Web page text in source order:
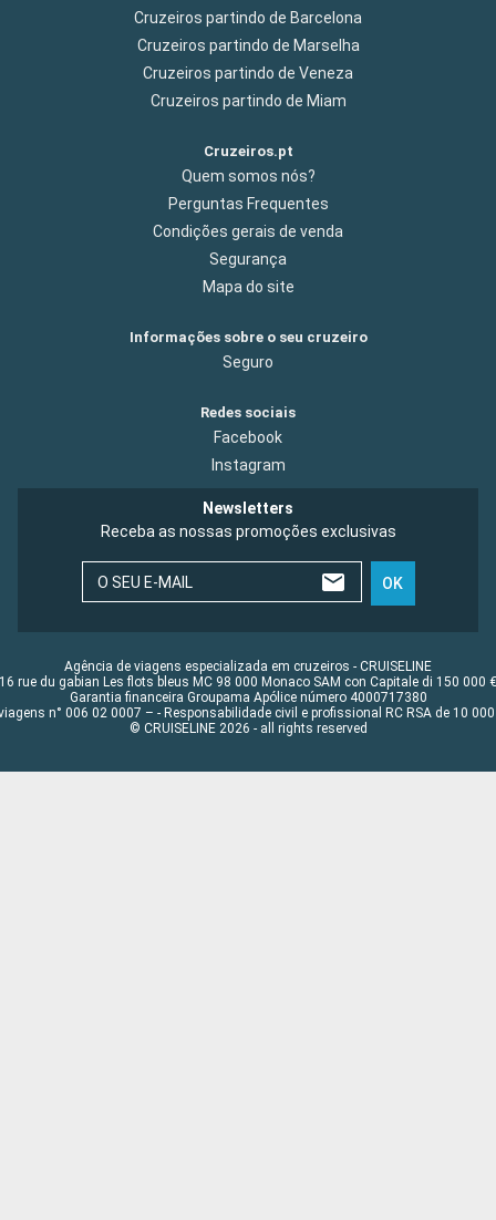
Cruzeiros partindo de Barcelona
Cruzeiros partindo de Marselha
Cruzeiros partindo de Veneza
Cruzeiros partindo de Miam
Cruzeiros.pt
Quem somos nós?
Perguntas Frequentes
Condições gerais de venda
Segurança
Mapa do site
Informações sobre o seu cruzeiro
Seguro
Redes sociais
Facebook
Instagram
Newsletters
Receba as nossas promoções exclusivas
O SEU E-MAIL OK
Agência de viagens especializada em cruzeiros - CRUISELINE
16 rue du gabian Les flots bleus MC 98 000 Monaco SAM con Capitale di 150 000 €
Garantia financeira Groupama Apólice número 4000717380
n° 006 02 0007 – - Responsabilidade civil e profissional RC RSA de 10 000
© CRUISELINE 2026 - all rights reserved